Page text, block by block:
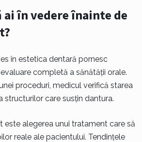
ai în vedere înainte de
în estetica dentară pornesc
completă a sănătății orale.
proceduri, medicul verifică starea
structurilor care susțin dantura.
este alegerea unui tratament care să
reale ale pacientului. Tendințele